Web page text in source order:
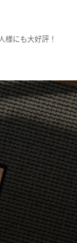
様にも大好評！